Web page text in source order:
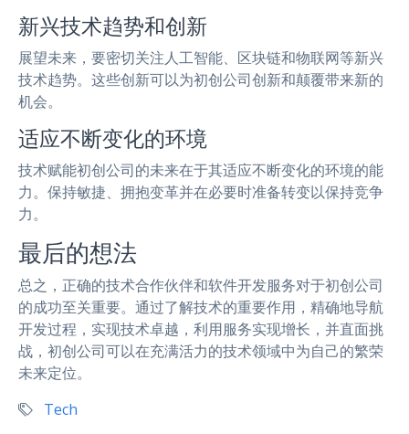
新兴技术趋势和创新
展望未来，要密切关注人工智能、区块链和物联网等新兴
技术趋势。这些创新可以为初创公司创新和颠覆带来新的
机会。
适应不断变化的环境
技术赋能初创公司的未来在于其适应不断变化的环境的能
力。保持敏捷、拥抱变革并在必要时准备转变以保持竞争
力。
最后的想法
总之，正确的技术合作伙伴和软件开发服务对于初创公司
的成功至关重要。通过了解技术的重要作用，精确地导航
开发过程，实现技术卓越，利用服务实现增长，并直面挑
战，初创公司可以在充满活力的技术领域中为自己的繁荣
未来定位。
Tech